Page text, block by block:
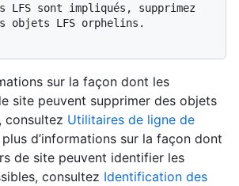
LFS sont impliqués, supprimez
objets LFS orphelins.
sur la façon dont les
site peuvent supprimer des objets
consultez Utilitaires de ligne de
plus d’informations sur la façon dont
de site peuvent identifier les
consultez Identification des